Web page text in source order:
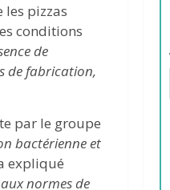
les pizzas
conditions
de
de fabrication,
par le groupe
bactérienne et
expliqué
normes de